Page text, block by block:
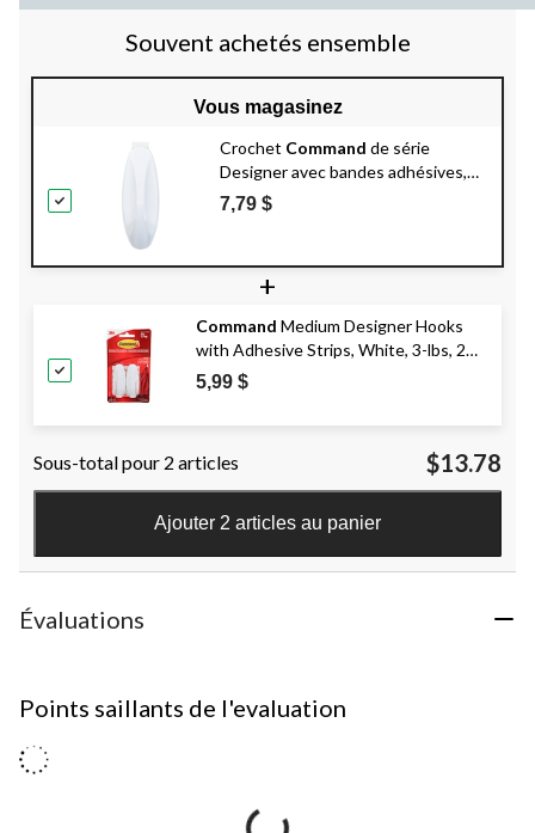
Souvent achetés ensemble
Vous magasinez
Crochet Command de série
Designer avec bandes adhésives,
grand, blanc, 5 lb, paq. 1
7,79 $
+
Command Medium Designer Hooks
with Adhesive Strips, White, 3-lbs, 2
Strips per Pack
5,99 $
Sous-total pour 2 articles $13.78
Ajouter 2 articles au panier
Évaluations
Points saillants de l'evaluation